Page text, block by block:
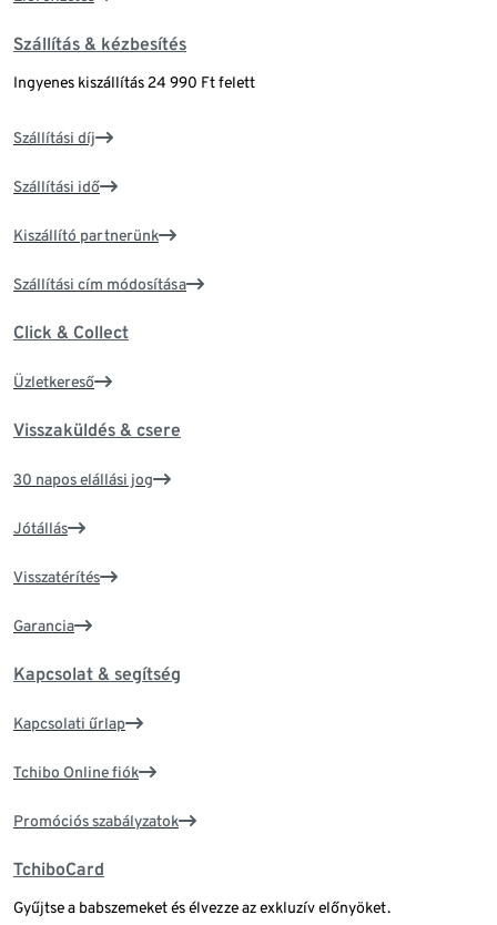
Szállítás & kézbesítés
Ingyenes kiszállítás 24 990 Ft felett
Szállítási díj
Szállítási idő
Kiszállító partnerünk
Szállítási cím módosítása
Click & Collect
Üzletkereső
Visszaküldés & csere
30 napos elállási jog
Jótállás
Visszatérítés
Garancia
Kapcsolat & segítség
Kapcsolati űrlap
Tchibo Online fiók
Promóciós szabályzatok
TchiboCard
Gyűjtse a babszemeket és élvezze az exkluzív előnyöket.